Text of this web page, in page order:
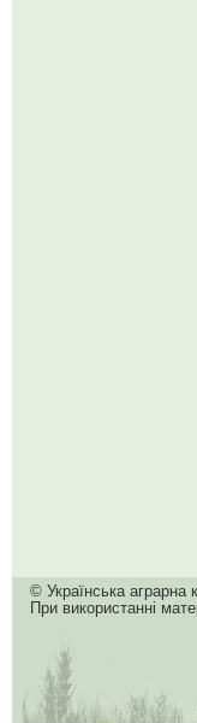
© Українська аграрна
При використанні